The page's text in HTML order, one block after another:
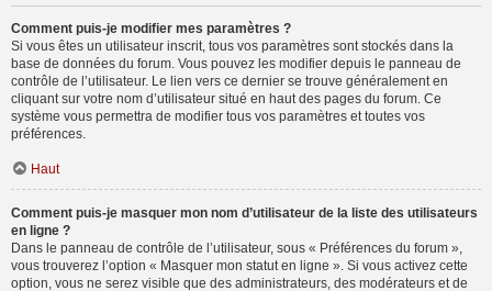
Comment puis-je modifier mes paramètres ?
Si vous êtes un utilisateur inscrit, tous vos paramètres sont stockés dans la
base de données du forum. Vous pouvez les modifier depuis le panneau de
contrôle de l’utilisateur. Le lien vers ce dernier se trouve généralement en
cliquant sur votre nom d’utilisateur situé en haut des pages du forum. Ce
système vous permettra de modifier tous vos paramètres et toutes vos
préférences.
Haut
Comment puis-je masquer mon nom d’utilisateur de la liste des utilisateurs
en ligne ?
Dans le panneau de contrôle de l’utilisateur, sous « Préférences du forum »,
vous trouverez l’option « Masquer mon statut en ligne ». Si vous activez cette
option, vous ne serez visible que des administrateurs, des modérateurs et de